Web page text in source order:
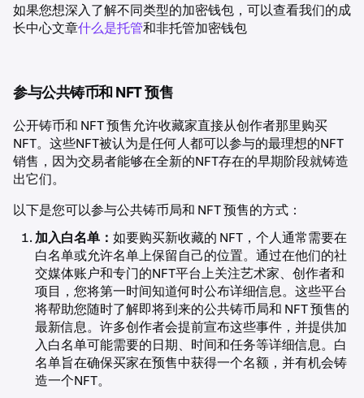
如果您想深入了解不同类型的加密钱包，可以查看我们的成
长中心文章什么是托管和非托管加密钱包
参与公共铸币和 NFT 预售
公开铸币和 NFT 预售允许收藏家直接从创作者那里购买
NFT。这些NFT被认为是任何人都可以参与的最理想的NFT
销售，因为交易者能够在全新的NFT存在的早期阶段就铸造
出它们。
以下是您可以参与公共铸币局和 NFT 预售的方式：
加入白名单：如要购买新收藏的 NFT，个人通常需要在
白名单或允许名单上保留自己的位置。通过在他们的社
交媒体账户和专门的NFT平台上关注艺术家、创作者和
项目，您将第一时间知道何时公布详细信息。这些平台
将帮助您随时了解即将到来的公共铸币局和 NFT 预售的
最新信息。许多创作者会提前宣布这些事件，并提供加
入白名单可能需要的日期、时间和任务等详细信息。白
名单旨在确保买家在预售中获得一个名额，并有机会铸
造一个NFT。